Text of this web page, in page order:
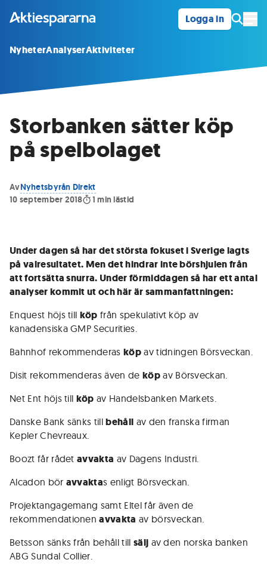
Logga in
NyheterAnalyserAktiviteter
Storbanken sätter köp
på spelbolaget
AvNyhetsbyrån Direkt
10 september 2018
1 min lästid
Under dagen så har det största fokuset i Sverige lagts
på valresultatet. Men det hindrar inte börshjulen från
att fortsätta snurra. Under förmiddagen så har ett antal
analyser kommit ut och här är sammanfattningen:
Enquest höjs till köp från spekulativt köp av
kanadensiska GMP Securities.
Bahnhof rekommenderasköp av tidningen Börsveckan.
Disit rekommenderas även de köpav Börsveckan.
Net Ent höjs till köp av Handelsbanken Markets.
Danske Bank sänks tillbehåll av den franska firman
Kepler Chevreaux.
Boozt får rådetavvakta av Dagens Industri.
Alcadon bör avvaktas enligt Börsveckan.
Projektangagemang samt Eltel får även de
rekommendationenavvakta av börsveckan.
Betsson sänks från behåll till sälj av den norska banken
ABG Sundal Collier.